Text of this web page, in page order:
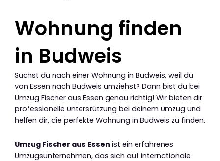
Wohnung finden
in Budweis
Suchst du nach einer Wohnung in Budweis, weil du
von Essen nach Budweis umziehst? Dann bist du bei
Umzug Fischer aus Essen genau richtig! Wir bieten dir
professionelle Unterstützung bei deinem Umzug und
helfen dir, die perfekte Wohnung in Budweis zu finden.
Umzug Fischer aus Essen ist ein erfahrenes
Umzugsunternehmen, das sich auf internationale